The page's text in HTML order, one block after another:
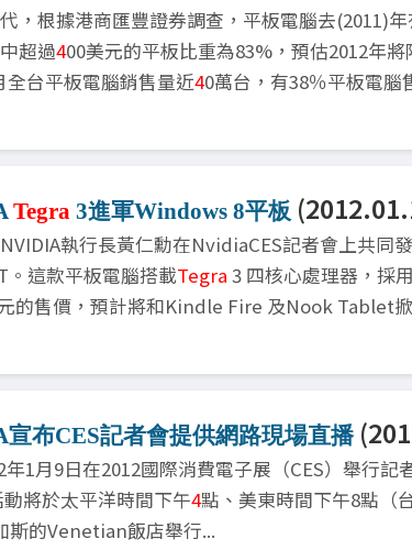
，根據港商匯豐證券調查，平板電腦去(2011)年
超過400美元的平板比重為83%，預估2012年
全台平板電腦銷售量近40萬台，有38％平板電腦
Tegra 3進軍Windows 8平板
執行長黃仁勳在NvidiaCES記者會上共同
。這款平板電腦搭載Tegra 3 四核心處理器，採
的售價，預計將和Kindle Fire 及Nook Tablet
宣布CES記者會提供網路現場直播
1月9日在2012國際消費電子展（CES）舉行記
將於太平洋時間下午4點、美東時間下午8點（
斯的Venetian飯店舉行...